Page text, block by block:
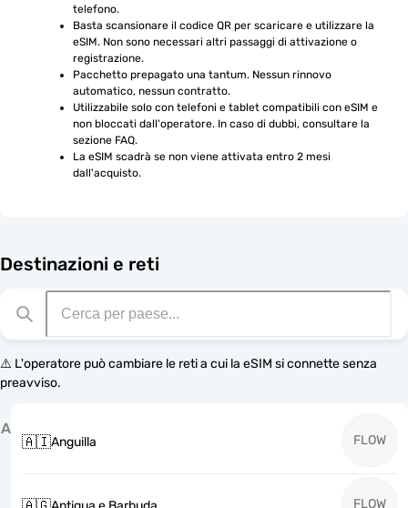
telefono.
Basta scansionare il codice QR per scaricare e utilizzare la
eSIM. Non sono necessari altri passaggi di attivazione o
registrazione.
Pacchetto prepagato una tantum. Nessun rinnovo
automatico, nessun contratto.
Utilizzabile solo con telefoni e tablet compatibili con eSIM e
non bloccati dall'operatore. In caso di dubbi, consultare la
sezione FAQ.
La eSIM scadrà se non viene attivata entro 2 mesi
dall'acquisto.
Destinazioni e reti
⚠️ L'operatore può cambiare le reti a cui la eSIM si connette senza
preavviso.
A
🇦🇮Anguilla FLOW
FLOW